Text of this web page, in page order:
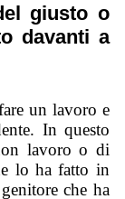
giusto o
davanti a
un lavoro e
In questo
lavoro o di
lo ha fatto in
che ha